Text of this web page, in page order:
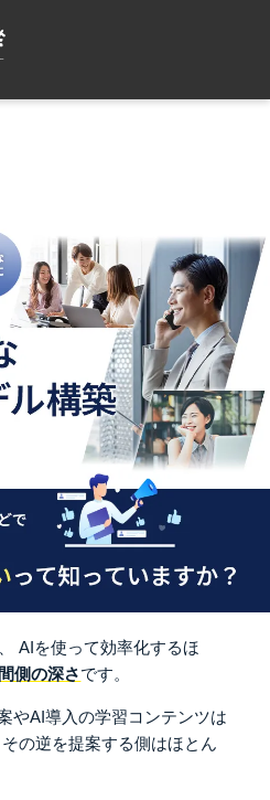
AIを使って効率化するほ
側の深さです。
やAI導入の学習コンテンツは
その逆を提案する側はほとん